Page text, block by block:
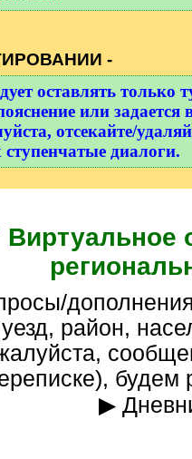
-
оставлять только
или задается
отсекайте/
ступенчатые диалоги.
Виртуальное
уезд, район,
будем
▶